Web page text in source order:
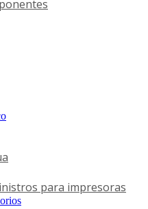
para impresoras